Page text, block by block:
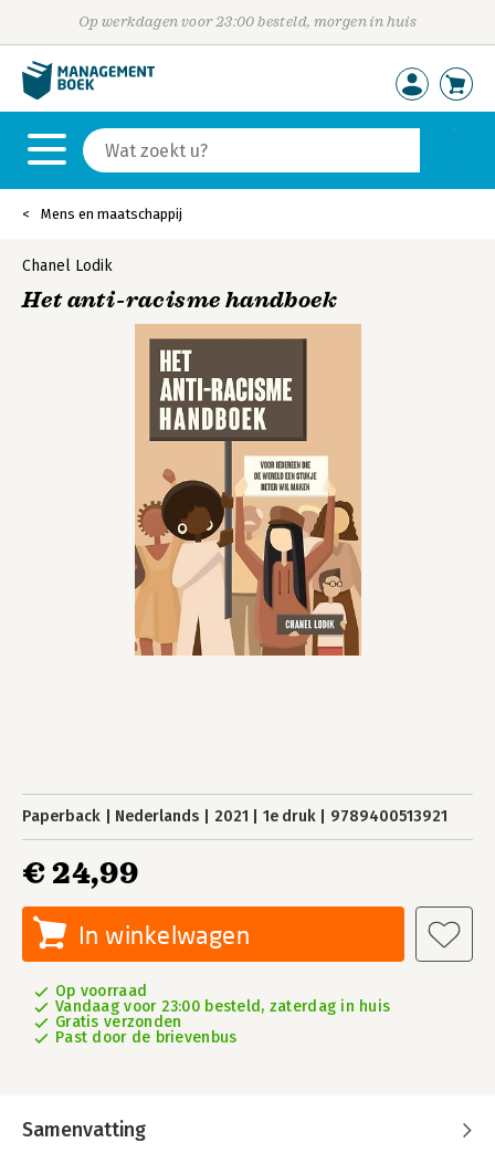
Op werkdagen voor 23:00 besteld, morgen in huis
Mens en maatschappij
Chanel Lodik
Het anti-racisme handboek
Paperback Nederlands 2021 1e druk 9789400513921
€ 24,99
In winkelwagen
Op voorraad
Vandaag voor 23:00 besteld, zaterdag in huis
Gratis verzonden
Past door de brievenbus
Samenvatting